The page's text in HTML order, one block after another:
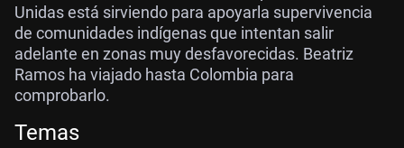
Unidas está sirviendo para apoyarla supervivencia
de comunidades indígenas que intentan salir
adelante en zonas muy desfavorecidas. Beatriz
Ramos ha viajado hasta Colombia para
comprobarlo.
Temas